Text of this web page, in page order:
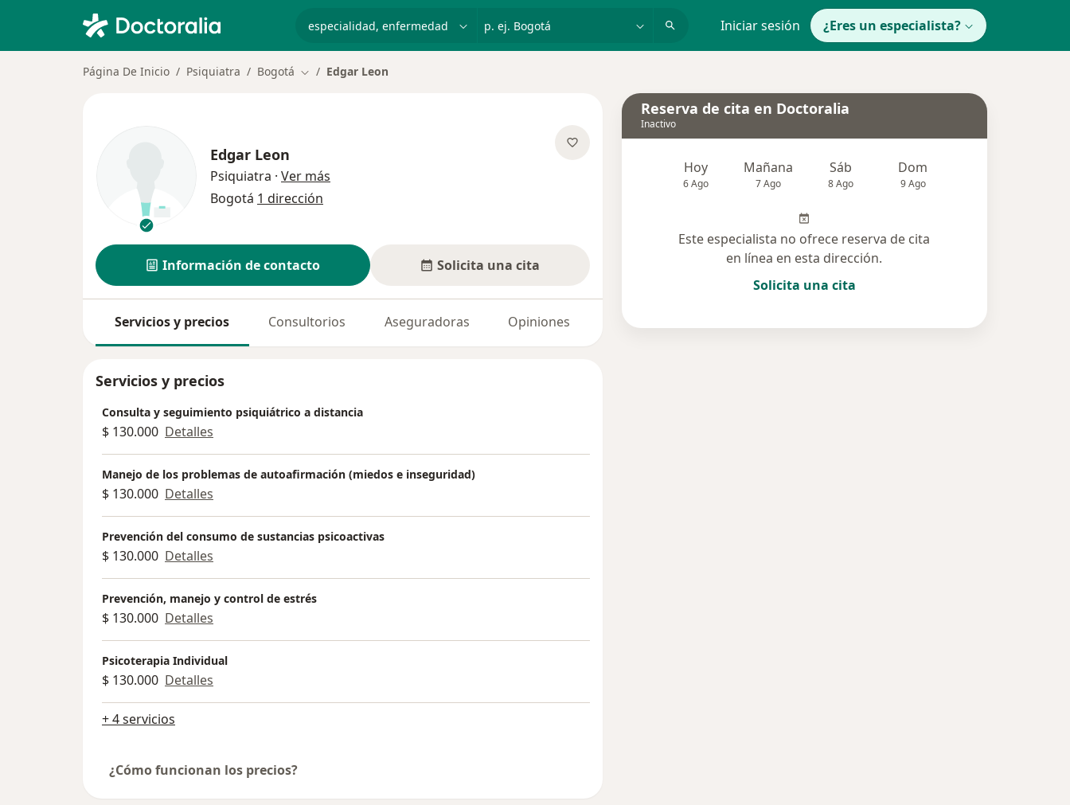
p. ej. Bogotá Iniciar sesión ¿Eres un especialista?
Página De Inicio Psiquiatra Bogotá Cambiar de ciudad
Edgar Leon
Edgar Leon
Psiquiatra · Ver más
Bogotá 1 dirección
Información de contacto Solicita una cita
Servicios y precios Consultorios Aseguradoras Opiniones
Servicios y precios
Consulta y seguimiento psiquiátrico a distancia
$ 130.000 Detalles
Manejo de los problemas de autoafirmación (miedos e inseguridad)
$ 130.000 Detalles
Prevención del consumo de sustancias psicoactivas
$ 130.000 Detalles
Prevención, manejo y control de estrés
$ 130.000 Detalles
Psicoterapia Individual
$ 130.000 Detalles
+ 4 servicios
¿Cómo funcionan los precios?
Reserva de cita en Doctoralia
Inactivo
Hoy
6 Ago
Mañana
7 Ago
Sáb
8 Ago
Dom
9 Ago
Este especialista no ofrece reserva de cita
en línea en esta dirección.
Solicita una cita